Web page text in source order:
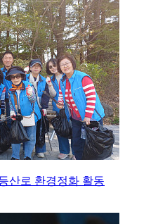
산로 환경정화 활동